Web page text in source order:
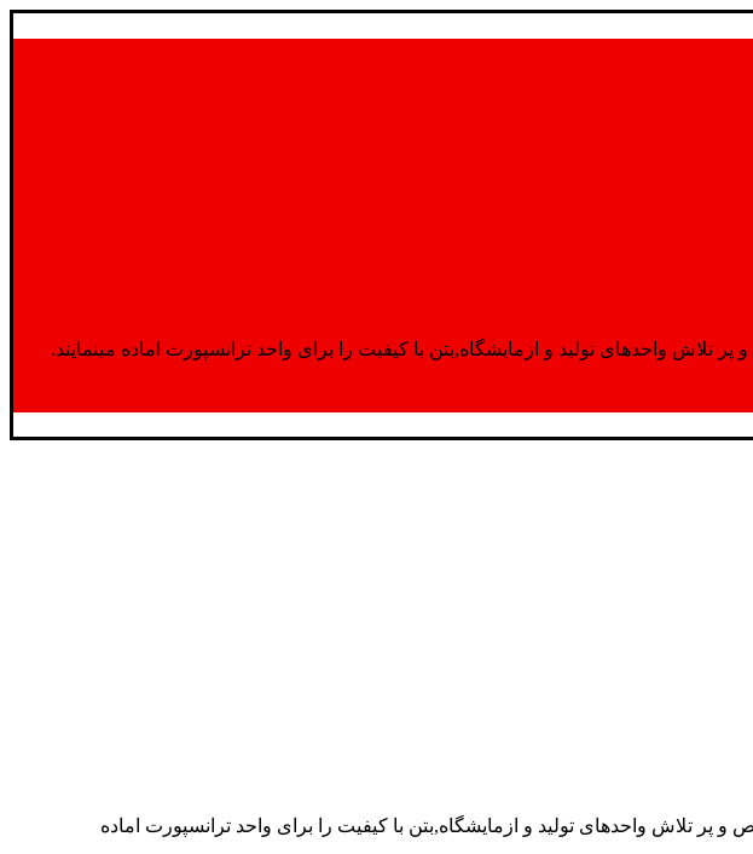
دستگاه بچینگ پلانت با ظرفیت 2500 تن در کنار پرسنل متخصص و پر تلاش واحدهای تولید و ازمایشگاه,بتن با کیفیت را برای واحد ترانسپورت اماده